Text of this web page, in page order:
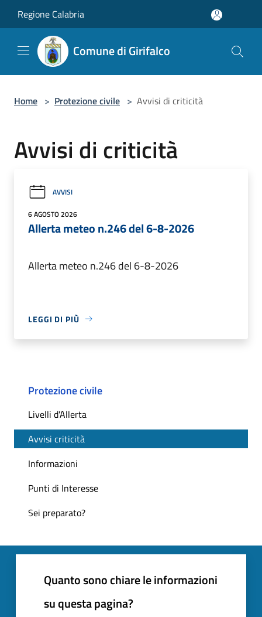
Regione Calabria
Comune di Girifalco
Home > Protezione civile > Avvisi di criticità
Avvisi di criticità
AVVISI
6 AGOSTO 2026
Allerta meteo n.246 del 6-8-2026
Allerta meteo n.246 del 6-8-2026
LEGGI DI PIÙ
Protezione civile
Livelli d'Allerta
Avvisi criticità
Informazioni
Punti di Interesse
Sei preparato?
Quanto sono chiare le informazioni
su questa pagina?